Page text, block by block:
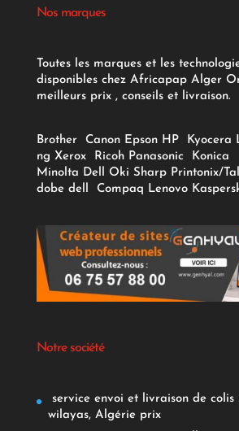
Nos marques
Toutes les marques et les
disponibles chez Africapap Alger
meilleurs prix , conseils et livraison.
Brother Canon Epson HP Kyocera
ng Xerox Ricoh Panasonic
Konica
Minolta Dell Oki Sharp Printonix/
dobe dell Compaq Lenovo
Notre société
service envoi et livraison de colis
wilayas, Algérie prix